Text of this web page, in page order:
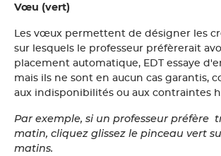
Vœu (vert)
Les vœux permettent de désigner les
sur lesquels le professeur préfèrerait
placement automatique, EDT essaye
mais ils ne sont en aucun cas garantis,
aux indisponibilités ou aux contraintes
Par exemple, si un professeur préfère
matin, cliquez glissez le pinceau vert
matins.